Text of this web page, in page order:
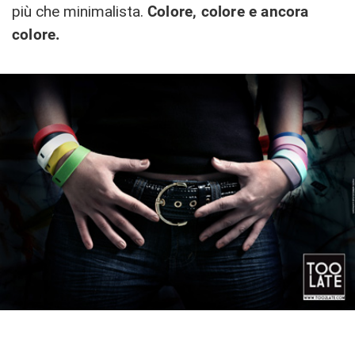
più che minimalista. Colore, colore e ancora
colore.